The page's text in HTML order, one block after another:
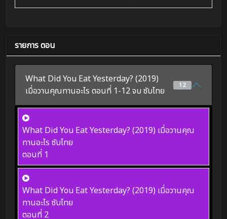
รายการ ตอน
What Did You Eat Yesterday? (2019)
เมื่อวานคุณทานอะไร ตอนที่ 1-12 จบ ซับไทย
12
What Did You Eat Yesterday? (2019) เมื่อวานคุณ
ทานอะไร ซับไทย
ตอนที่ 1
What Did You Eat Yesterday? (2019) เมื่อวานคุณ
ทานอะไร ซับไทย
ตอนที่ 2